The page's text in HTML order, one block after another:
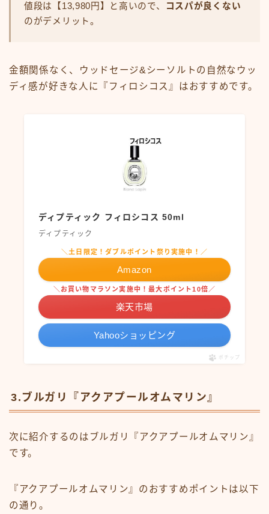
値段は【13,980円】と高いので、
コスパが良くない
のがデメリット。
金額関係なく、ウッドセージ&シーソルトの自然なウッ
ディ感が好きな人に『フィロシコス』はおすすめです。
ディプティック フィロシコス 50ml
ディプティック
＼土日限定！ダブルポイント祭り実施中！／
Amazon
＼お買い物マラソン実施中！最大ポイント10倍／
楽天市場
Yahooショッピング
ポチップ
3.ブルガリ『アクアプールオムマリン』
次に紹介するのはブルガリ『アクアプールオムマリン』
です。
『アクアプールオムマリン』のおすすめポイントは以下
の通り。